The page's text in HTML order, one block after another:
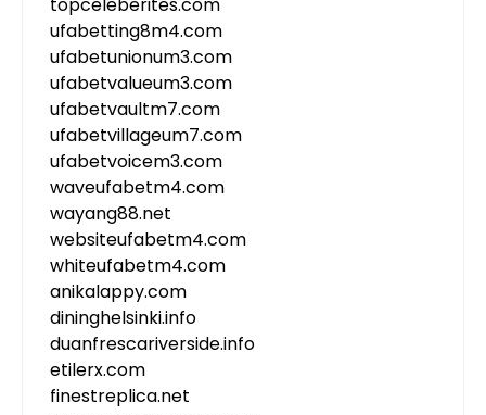
ufabetting8m4.com
ufabetunionum3.com
ufabetvalueum3.com
ufabetvaultm7.com
ufabetvillageum7.com
ufabetvoicem3.com
waveufabetm4.com
wayang88.net
websiteufabetm4.com
whiteufabetm4.com
anikalappy.com
dininghelsinki.info
duanfrescariverside.info
etilerx.com
finestreplica.net